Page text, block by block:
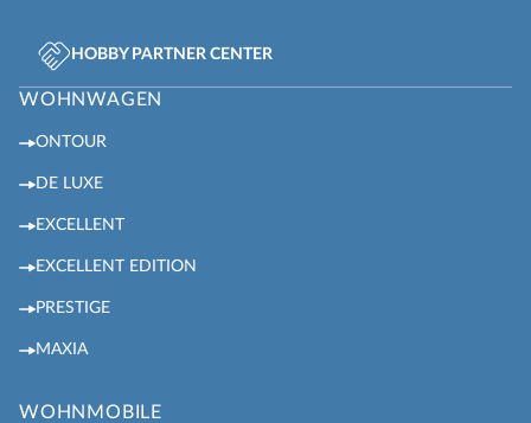
HOBBY PARTNER CENTER
WOHNWAGEN
ONTOUR
DE LUXE
EXCELLENT
EXCELLENT EDITION
PRESTIGE
MAXIA
WOHNMOBILE